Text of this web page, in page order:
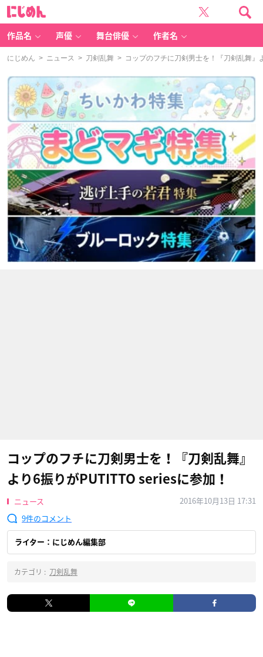
作品名 声優 舞台俳優 作者名
にじめん > ニュース > 刀剣乱舞 > コップのフチに刀剣男士を！『刀剣乱舞』
コップのフチに刀剣男士を！『刀剣乱舞』
より6振りがPUTITTO seriesに参加！
ニュース
2016年10月13日 17:31
9
ライター：にじめん編集部
カテゴリ : 刀剣乱舞